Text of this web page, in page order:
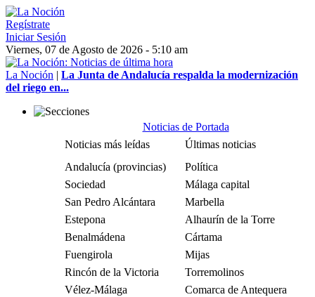
Regístrate
Iniciar Sesión
Viernes, 07 de Agosto de 2026 - 5:10 am
La Noción | La Junta de Andalucía respalda la modernización
del riego en...
Noticias de Portada
Noticias más leídas
Últimas noticias
Andalucía (provincias)
Política
Sociedad
Málaga capital
San Pedro Alcántara
Marbella
Estepona
Alhaurín de la Torre
Benalmádena
Cártama
Fuengirola
Mijas
Rincón de la Victoria
Torremolinos
Vélez-Málaga
Comarca de Antequera